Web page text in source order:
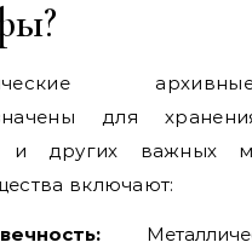
для
и других важных
включают: